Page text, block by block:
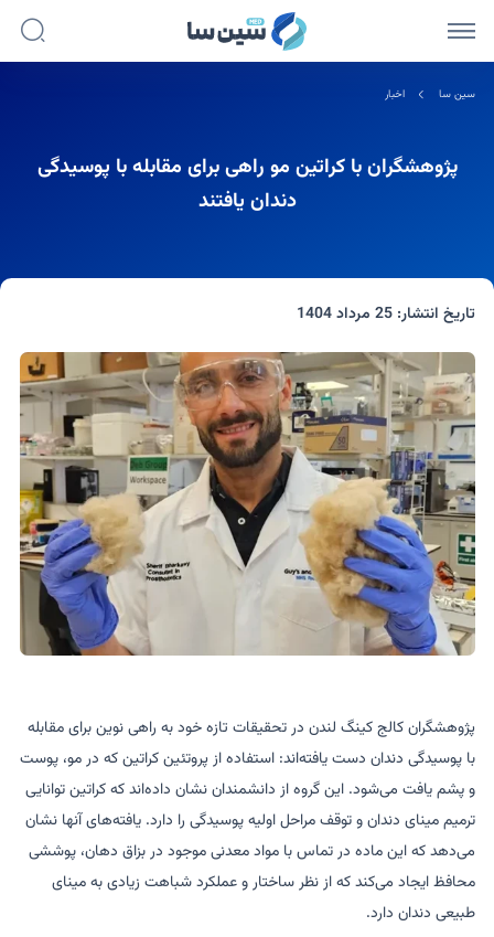
سین سا اخبار
پژوهشگران با کراتین مو راهی برای مقابله با پوسیدگی
دندان یافتند
تاریخ انتشار:25 مرداد 1404
پژوهشگران کالج کینگ لندن در تحقیقات تازه خود به راهی نوین برای مقابله
با پوسیدگی دندان دست یافته‌اند: استفاده از پروتئین کراتین که در مو، پوست
و پشم یافت می‌شود. این گروه از دانشمندان نشان داده‌اند که کراتین توانایی
ترمیم مینای دندان و توقف مراحل اولیه پوسیدگی را دارد. یافته‌های آنها نشان
می‌دهد که این ماده در تماس با مواد معدنی موجود در بزاق دهان، پوششی
محافظ ایجاد می‌کند که از نظر ساختار و عملکرد شباهت زیادی به مینای
طبیعی دندان دارد.